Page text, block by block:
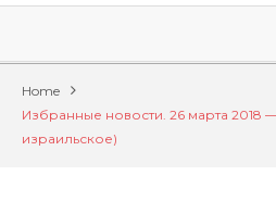
Home
Избранные новости. 26 марта 2018
израильское)